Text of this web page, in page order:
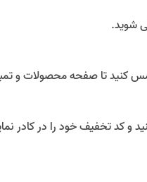
شوید.
لمس کنید تا صفحه محصولات
و کد تخفیف خود را در کادر